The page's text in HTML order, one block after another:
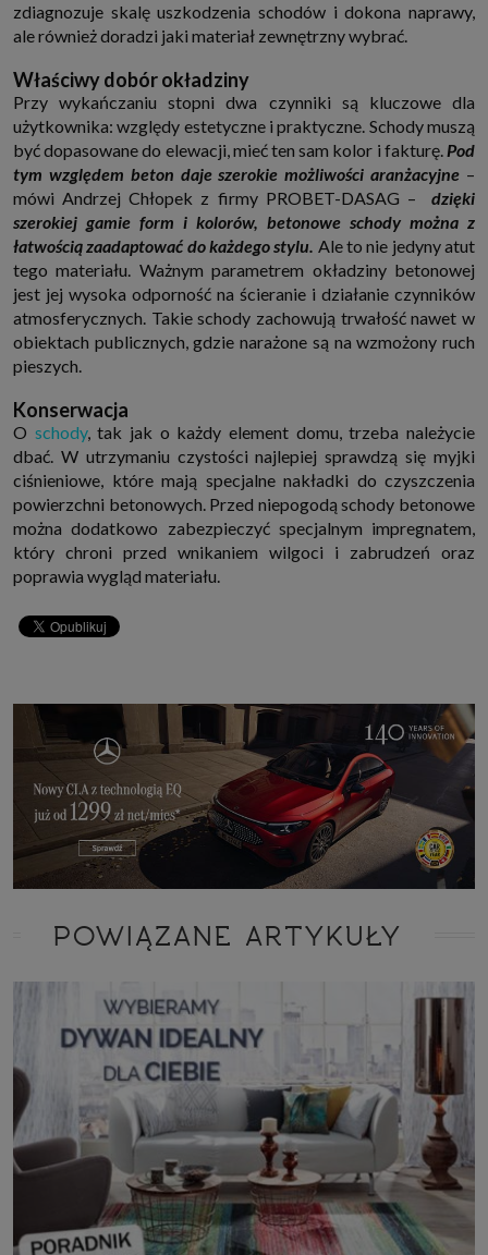
1. Jeśli udzieliłeś zgody na przetwarzanie danych możesz ją w każdej
chwili wycofać (cofnięcie zgody oczywiście nie uchyli zgodności z prawem
przetwarzania już dokonanego na jej podstawie);
2. Masz również prawo żądania dostępu do Twoich danych osobowych, ich
sprostowania, usunięcia lub ograniczenia przetwarzania, prawo do
przeniesienia danych, wyrażenia sprzeciwu wobec przetwarzania danych
oraz prawo do wniesienia skargi do organu nadzorczego, którym w Polsce
jest Prezes Urzędu Ochrony Danych Osobowych.Pod tym adresem
znajdziesz dodatkowe informacje dotyczące przetwarzania danych i
Twoich uprawnień.
zdiagnozuje skalę uszkodzenia schodów i dokona naprawy,
ale również doradzi jaki materiał zewnętrzny wybrać.
Właściwy dobór okładziny
Przy wykańczaniu stopni dwa czynniki są kluczowe dla
użytkownika: względy estetyczne i praktyczne. Schody muszą
być dopasowane do elewacji, mieć ten sam kolor i fakturę. Pod
tym względem beton daje szerokie możliwości aranżacyjne –
mówi Andrzej Chłopek z firmy PROBET-DASAG –
dzięki
szerokiej gamie form i kolorów, betonowe schody można z
łatwością zaadaptować do każdego stylu. Ale to nie jedyny atut
tego materiału. Ważnym parametrem okładziny betonowej
jest jej wysoka odporność na ścieranie i działanie czynników
atmosferycznych. Takie schody zachowują trwałość nawet w
obiektach publicznych, gdzie narażone są na wzmożony ruch
pieszych.
Konserwacja
O schody, tak jak o każdy element domu, trzeba należycie
dbać. W utrzymaniu czystości najlepiej sprawdzą się myjki
ciśnieniowe, które mają specjalne nakładki do czyszczenia
powierzchni betonowych. Przed niepogodą schody betonowe
można dodatkowo zabezpieczyć specjalnym impregnatem,
który chroni przed wnikaniem wilgoci i zabrudzeń oraz
poprawia wygląd materiału.
POWIĄZANE ARTYKUŁY